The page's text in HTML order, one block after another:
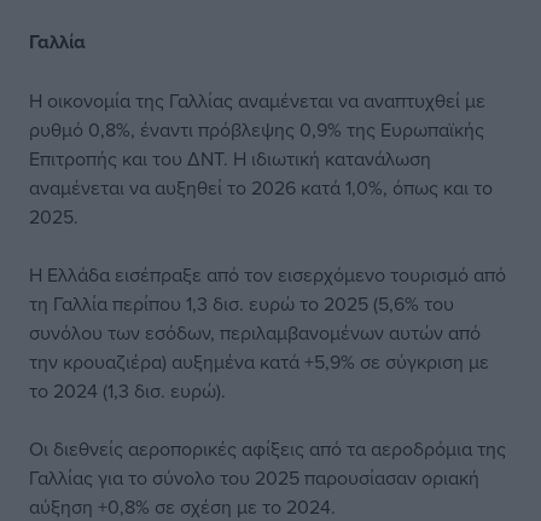
Γαλλία
Η οικονομία της Γαλλίας αναμένεται να αναπτυχθεί με
ρυθμό 0,8%, έναντι πρόβλεψης 0,9% της Ευρωπαϊκής
Επιτροπής και του ΔΝΤ. Η ιδιωτική κατανάλωση
αναμένεται να αυξηθεί το 2026 κατά 1,0%, όπως και το
2025.
Η Ελλάδα εισέπραξε από τον εισερχόμενο τουρισμό από
τη Γαλλία περίπου 1,3 δισ. ευρώ το 2025 (5,6% του
συνόλου των εσόδων, περιλαμβανομένων αυτών από
την κρουαζιέρα) αυξημένα κατά +5,9% σε σύγκριση με
το 2024 (1,3 δισ. ευρώ).
Οι διεθνείς αεροπορικές αφίξεις από τα αεροδρόμια της
Γαλλίας για το σύνολο του 2025 παρουσίασαν οριακή
αύξηση +0,8% σε σχέση με το 2024.